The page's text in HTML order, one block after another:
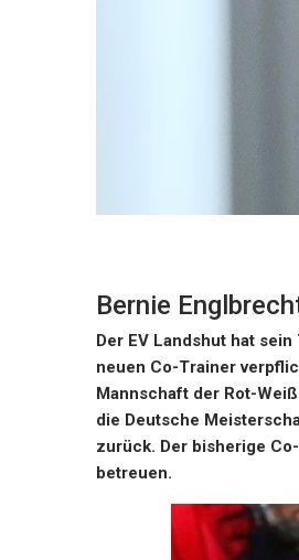
Bernie
Der EV Landshut hat
neuen Co-Trainer
Mannschaft der Rot-
die Deutsche
zurück. Der bisherige
betreuen.